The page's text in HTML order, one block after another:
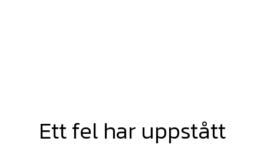
Ett fel har uppstått